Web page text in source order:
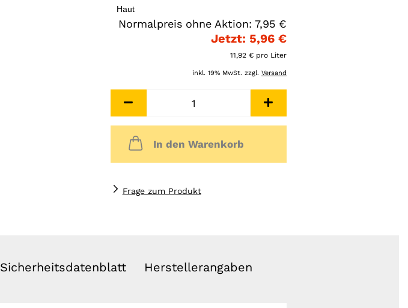
Haut
Normalpreis ohne Aktion: 7,95 €
Jetzt: 5,96 €
11,92 € pro Liter
inkl. 19% MwSt. zzgl. Versand
In den Warenkorb
Frage zum Produkt
Sicherheitsdatenblatt Herstellerangaben